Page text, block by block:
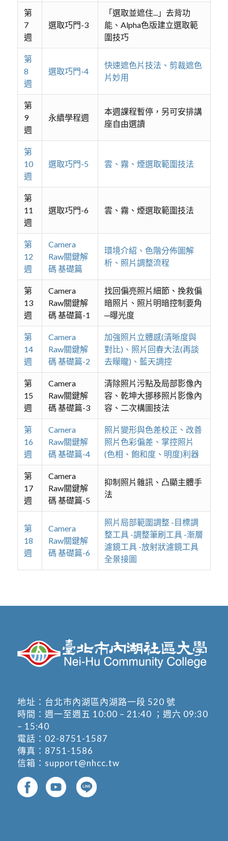
第
7
週
選取巧門-3
「選取並遮住...」去背功
能、Alpha色版建立選取範
圍技巧
第
8
週
選取巧門-4
快速遮色片技法、剪裁遮色
片妙用
第
9
週
永續學程週
本週課程暫停，另可安排講
座自由選讀
第
10
週
選取巧門-5 雲、霧、煙選取範圍技法
第
11
週
選取巧門-6 雲、霧、煙選取範圍技法
第
12
週
Camera
Raw關鍵解
碼 基礎篇
環境介紹、色階分佈圖解
析、照片調整流程
第
13
週
Camera
Raw關鍵解
碼 基礎篇-1
找回偏亮照片細節、挽救偏
暗照片、照片明暗控制要角
─曝光度
第
14
週
Camera
Raw關鍵解
碼 基礎篇-2
加強照片立體感(清晰度與
對比)、照片回春大法(再談
去矇矓)、藍天調控
第
15
週
Camera
Raw關鍵解
碼 基礎篇-3
清除照片污點及局部影像內
容、乾坤大挪移照片影像內
容、二次構圖技法
第
16
週
Camera
Raw關鍵解
碼 基礎篇-4
照片變形與色差校正、改善
照片色彩偏差、掌控照片
(色相、飽和度、明度)利器
第
17
週
Camera
Raw關鍵解
碼 基礎篇-5
抑制照片雜訊、凸顯主體手
法
第
18
週
Camera
Raw關鍵解
碼 基礎篇-6
照片局部範圍調整 -目標調
整工具 -調整筆刷工具 -漸層
濾鏡工具 -放射狀濾鏡工具
全景接圖
地址： 台北市內湖區內湖路一段 520 號
時間：週一至週五 10:00 – 21:40 ；週六 09:30
– 15:40
電話： 02-8751-1587
傳真：8751-1586
信箱： support@nhcc.tw